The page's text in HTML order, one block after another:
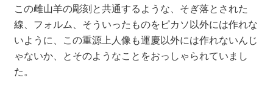
この雌山羊の彫刻と共通するような、そぎ落とされた
線、フォルム、そういったものをピカソ以外には作れな
いように、この重源上人像も運慶以外には作れないんじ
ゃないか、とそのようなことをおっしゃられていまし
た。